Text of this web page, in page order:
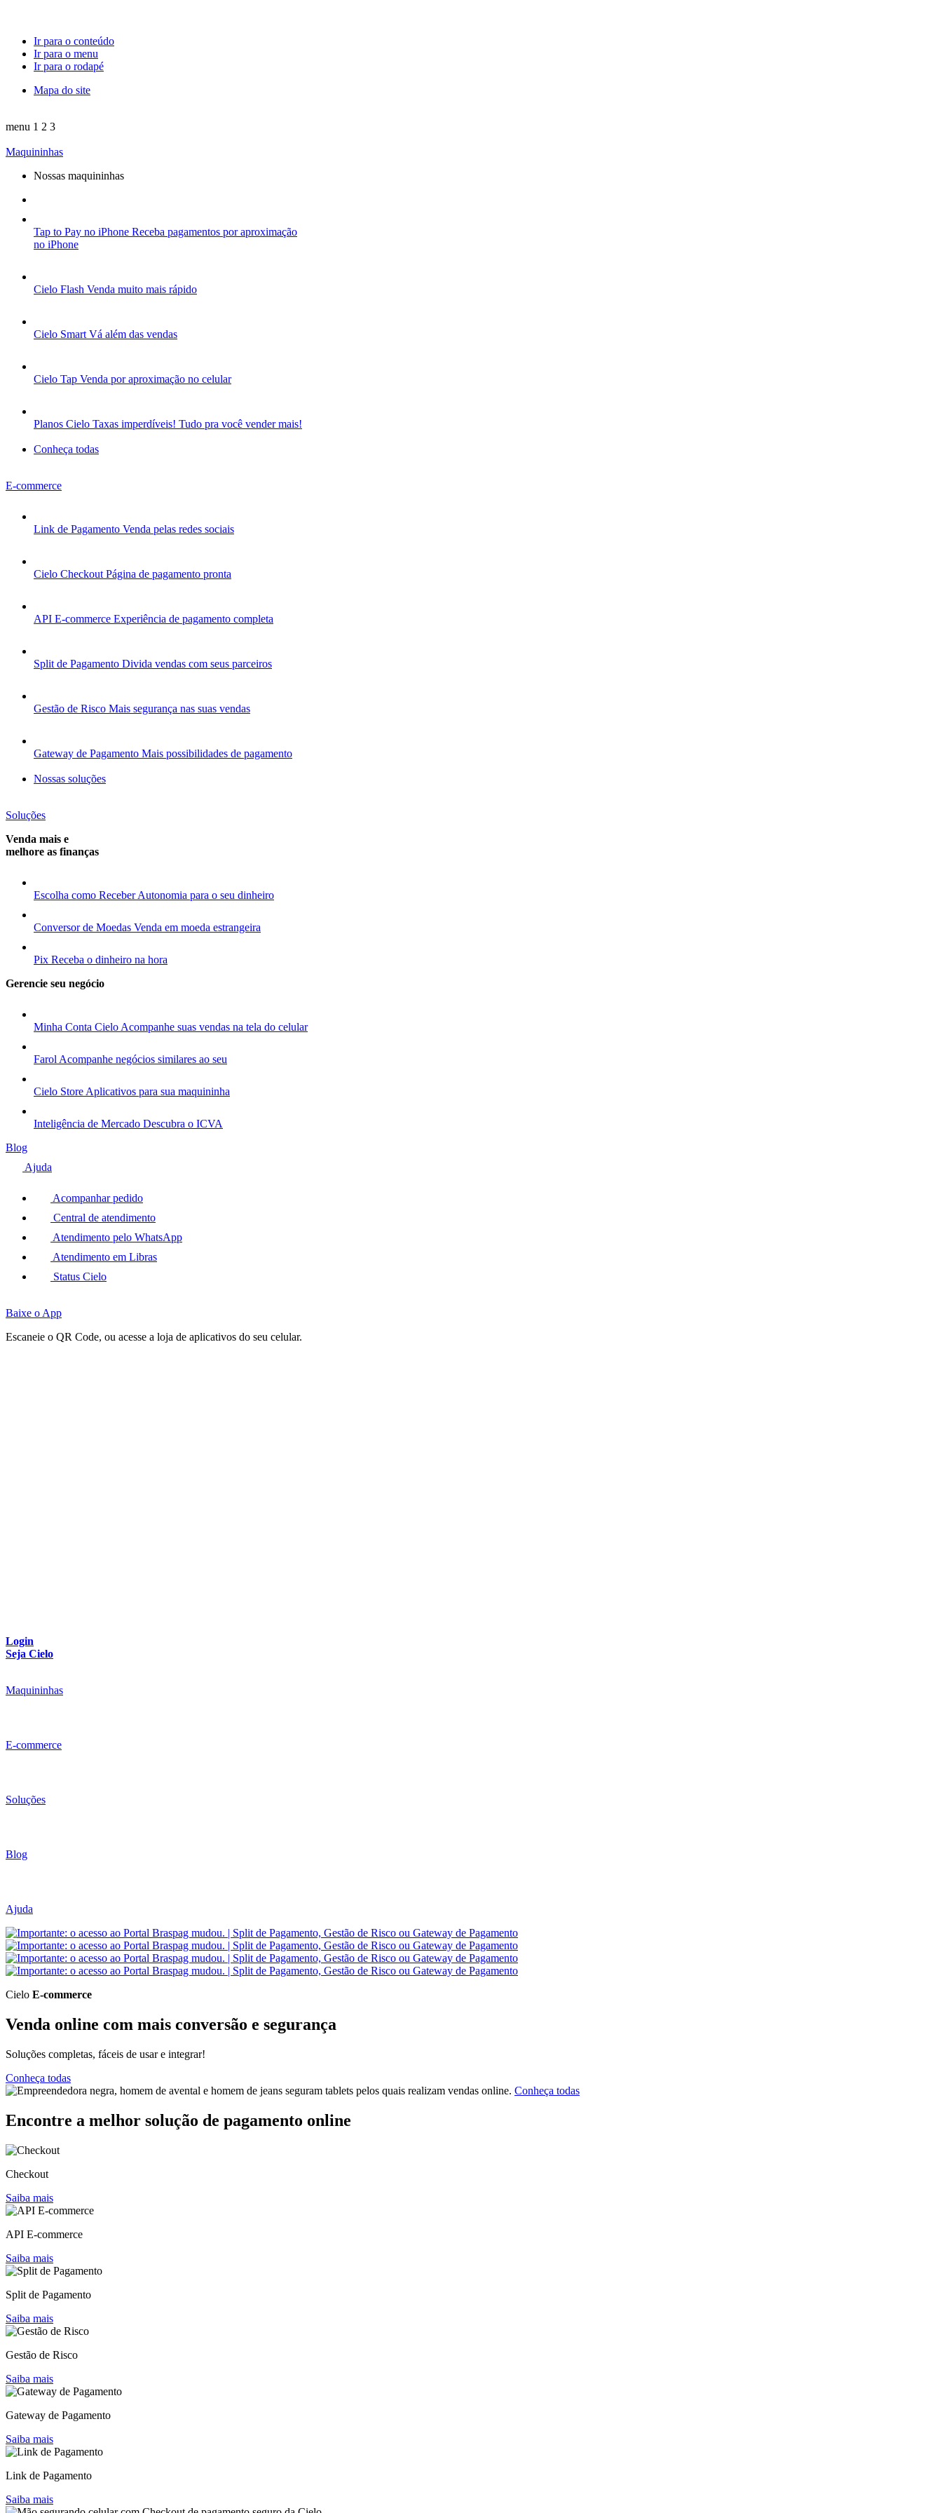
Ir para o conteúdo
Ir para o menu
Ir para o rodapé
Mapa do site
menu 1 2 3
Maquininhas
Nossas maquininhas
Tap to Pay no iPhone Receba pagamentos por aproximação
no iPhone
Cielo Flash Venda muito mais rápido
Cielo Smart Vá além das vendas
Cielo Tap Venda por aproximação no celular
Planos Cielo Taxas imperdíveis! Tudo pra você vender mais!
Conheça todas
E-commerce
Link de Pagamento Venda pelas redes sociais
Cielo Checkout Página de pagamento pronta
API E-commerce Experiência de pagamento completa
Split de Pagamento Divida vendas com seus parceiros
Gestão de Risco Mais segurança nas suas vendas
Gateway de Pagamento Mais possibilidades de pagamento
Nossas soluções
Soluções
Venda mais e
melhore as finanças
Escolha como Receber Autonomia para o seu dinheiro
Conversor de Moedas Venda em moeda estrangeira
Pix Receba o dinheiro na hora
Gerencie seu negócio
Minha Conta Cielo Acompanhe suas vendas na tela do celular
Farol Acompanhe negócios similares ao seu
Cielo Store Aplicativos para sua maquininha
Inteligência de Mercado Descubra o ICVA
Blog
Ajuda
Acompanhar pedido
Central de atendimento
Atendimento pelo WhatsApp
Atendimento em Libras
Status Cielo
Baixe o App
Escaneie o QR Code, ou acesse a loja de aplicativos do seu celular.
Login
Seja Cielo
Maquininhas
E-commerce
Soluções
Blog
Ajuda
Cielo E-commerce
Venda online com mais conversão e segurança
Soluções completas, fáceis de usar e integrar!
Conheça todas
Conheça todas
Encontre a melhor solução de pagamento online
Checkout
Saiba mais
API E-commerce
Saiba mais
Split de Pagamento
Saiba mais
Gestão de Risco
Saiba mais
Gateway de Pagamento
Saiba mais
Link de Pagamento
Saiba mais